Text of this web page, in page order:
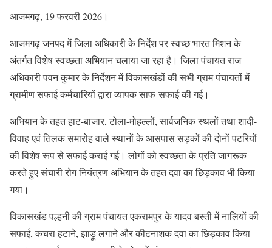
आजमगढ़, 19 फरवरी 2026।
आजमगढ़ जनपद में जिला अधिकारी के निर्देश पर स्वच्छ भारत मिशन के
अंतर्गत विशेष स्वच्छता अभियान चलाया जा रहा है। जिला पंचायत राज
अधिकारी पवन कुमार के निर्देशन में विकासखंडों की सभी ग्राम पंचायतों में
ग्रामीण सफाई कर्मचारियों द्वारा व्यापक साफ-सफाई की गई।
अभियान के तहत हाट-बाजार, टोला-मोहल्लों, सार्वजनिक स्थलों तथा शादी-
विवाह एवं तिलक समारोह वाले स्थानों के आसपास सड़कों की दोनों पटरियों
की विशेष रूप से सफाई कराई गई। लोगों को स्वच्छता के प्रति जागरूक
करते हुए संचारी रोग नियंत्रण अभियान के तहत दवा का छिड़काव भी किया
गया।
विकासखंड पल्हनी की ग्राम पंचायत एकरामपुर के यादव बस्ती में नालियों की
सफाई, कचरा हटाने, झाड़ू लगाने और कीटनाशक दवा का छिड़काव किया